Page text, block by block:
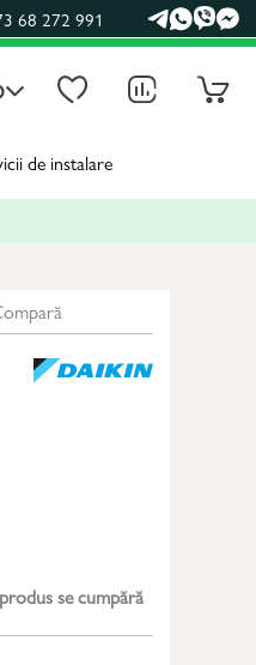
68 272 991
de instalare
se cumpără